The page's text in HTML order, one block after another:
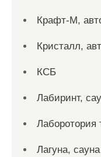
Крафт-М,
Кристалл,
КСБ
Лабиринт,
Лаборотория
Лагуна, сауна